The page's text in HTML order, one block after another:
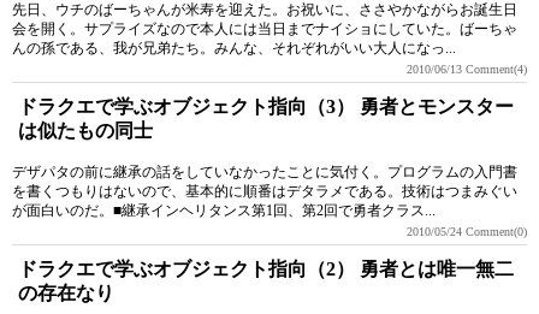
先日、ウチのばーちゃんが米寿を迎えた。お祝いに、ささやかながらお誕生日
会を開く。サプライズなので本人には当日までナイショにしていた。ばーちゃ
んの孫である、我が兄弟たち。みんな、それぞれがいい大人になっ...
2010/06/13 Comment(4)
ドラクエで学ぶオブジェクト指向（3） 勇者とモンスター
は似たもの同士
デザパタの前に継承の話をしていなかったことに気付く。プログラムの入門書
を書くつもりはないので、基本的に順番はデタラメである。技術はつまみぐい
が面白いのだ。■継承インヘリタンス第1回、第2回で勇者クラス...
2010/05/24 Comment(0)
ドラクエで学ぶオブジェクト指向（2） 勇者とは唯一無二
の存在なり